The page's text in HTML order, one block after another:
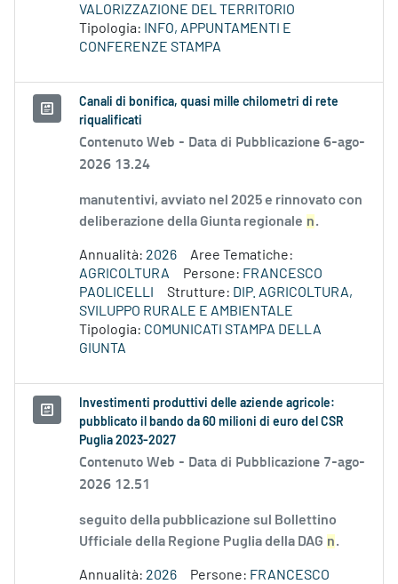
VALORIZZAZIONE DEL TERRITORIO
Tipologia:
INFO, APPUNTAMENTI E
CONFERENZE STAMPA
Canali di bonifica, quasi mille chilometri di rete
riqualificati
Contenuto Web - Data di Pubblicazione 6-ago-
2026 13.24
manutentivi, avviato nel 2025 e rinnovato con
deliberazione della Giunta regionale n.
Annualità: 2026
Aree Tematiche:
AGRICOLTURA
Persone: FRANCESCO
PAOLICELLI
Strutture: DIP. AGRICOLTURA,
SVILUPPO RURALE E AMBIENTALE
Tipologia: COMUNICATI STAMPA DELLA
GIUNTA
Investimenti produttivi delle aziende agricole:
pubblicato il bando da 60 milioni di euro del CSR
Puglia 2023-2027
Contenuto Web - Data di Pubblicazione 7-ago-
2026 12.51
seguito della pubblicazione sul Bollettino
Ufficiale della Regione Puglia della DAG n.
Annualità: 2026 Persone: FRANCESCO